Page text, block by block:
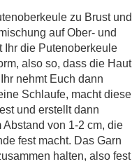
zu Brust und
auf Ober- und
Ihr die Putenoberkeule
also so, dass die Haut
nehmt Euch dann
Schlaufe, macht diese
und erstellt dann
von 1-2 cm, die
fest macht. Das Garn
halten, also fest